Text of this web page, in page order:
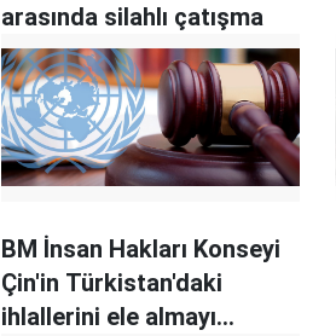
arasında silahlı çatışma
BM İnsan Hakları Konseyi
Çin'in Türkistan'daki
ihlallerini ele almayı